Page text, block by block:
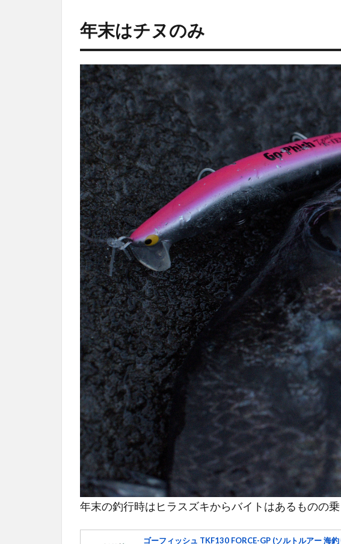
は
の
み
2
度重
なる
ボウ
ズ。
最終
日に
勝負
かけ
る
3
フ
ィード
ポッパ
ー
CFP100
でヒッ
ト
4
帰り
際、ラス
トは
TKLM120
ヴィンテ
ージノン
アイで
5
今シ
ーズ
ン
は、
スロ
年末はチヌのみ
年末の釣行時はヒラスズキからバイトはあるものの
ゴーフィッシュ TKF130 FORCE-GP (ソルトルアー 海